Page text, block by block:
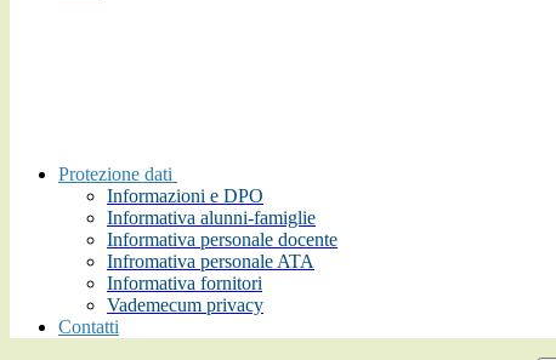
Protezione dati
Informazioni e DPO
Informativa alunni-famiglie
Informativa personale docente
Infromativa personale ATA
Informativa fornitori
Vademecum privacy
Contatti